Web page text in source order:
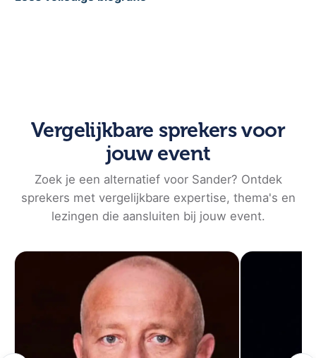
samenwerking.
Sander Aarts is een voormalig teamleider van de
Nederlandse Special Forces met een indrukwekkende
staat van dienst. Met zijn rijke ervaring in extreme
omstandigheden biedt hij unieke inzichten in
leiderschap, teamwork en mentale weerbaarheid. Zijn
praktisch toepasbaar, waardoor deelnemers
waardevolle handvatten krijgen om hun prestaties te
verbeteren. Sander's persoonlijke verhalen en lessen
uit de Special Forces motiveren en stimuleren groei,
zowel individueel als binnen teams. Boek een lezing
met Sander Aarts en ontdek hoe zijn ervaringen uw
Vergelijkbare sprekers voor
jouw event
Zoek je een alternatief voor Sander? Ontdek
sprekers met vergelijkbare expertise, thema's en
lezingen die aansluiten bij jouw event.